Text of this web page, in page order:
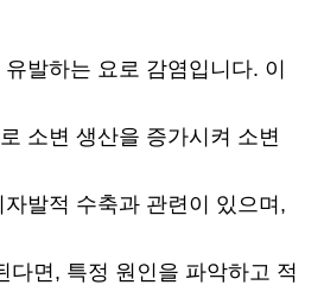
발하는 요로 감염입니다. 이
소변 생산을 증가시켜 소변
발적 수축과 관련이 있으며,
면, 특정 원인을 파악하고 적